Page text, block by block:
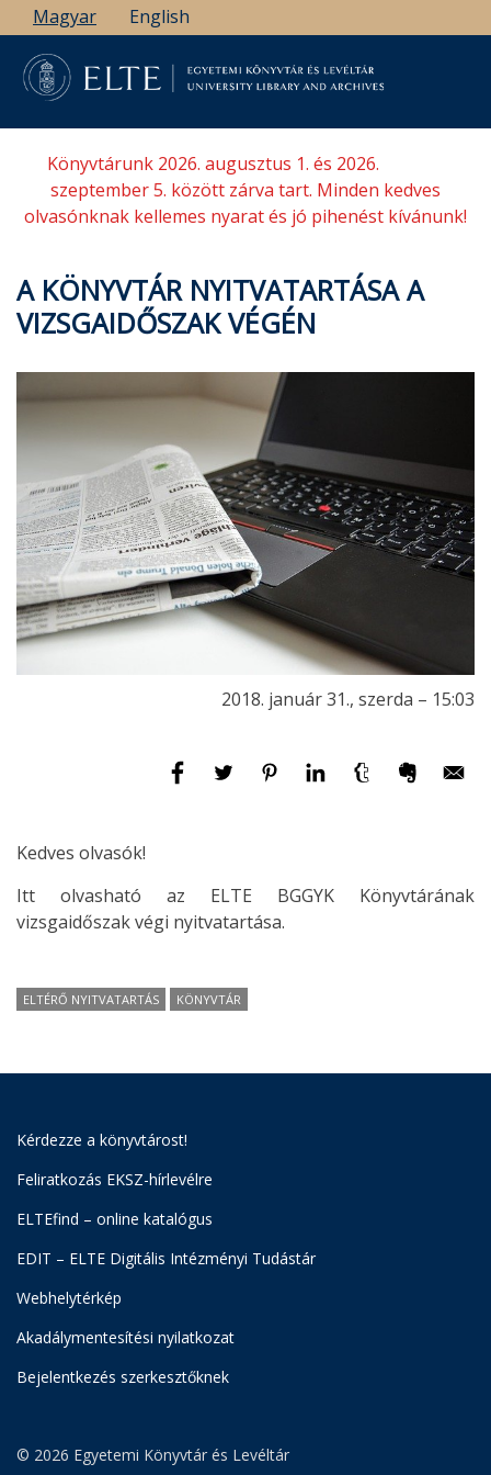
Ugrás
a
tartalomra
Magyar English
Könyvtárunk 2026. augusztus 1. és 2026.
szeptember 5. között zárva tart. Minden kedves
olvasónknak kellemes nyarat és jó pihenést kívánunk!
A KÖNYVTÁR NYITVATARTÁSA A
VIZSGAIDŐSZAK VÉGÉN
2018. január 31., szerda – 15:03
Kedves olvasók!
Itt olvasható az ELTE BGGYK Könyvtárának
vizsgaidőszak végi nyitvatartása.
ELTÉRŐ NYITVATARTÁS KÖNYVTÁR
Kérdezze a könyvtárost!
Feliratkozás EKSZ-hírlevélre
ELTEfind – online katalógus
EDIT – ELTE Digitális Intézményi Tudástár
Webhelytérkép
Akadálymentesítési nyilatkozat
Bejelentkezés szerkesztőknek
© 2026 Egyetemi Könyvtár és Levéltár